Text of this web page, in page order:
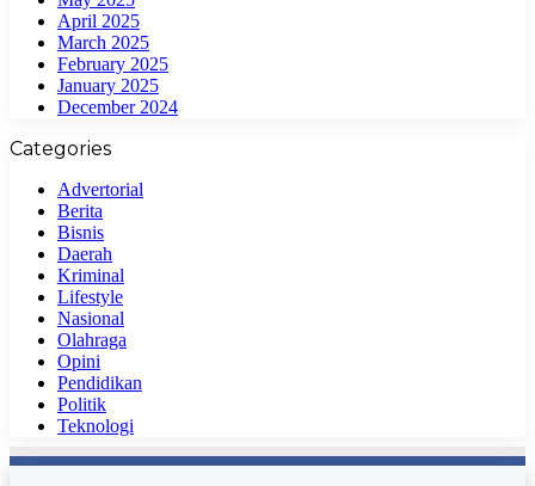
April 2025
March 2025
February 2025
January 2025
December 2024
Categories
Advertorial
Berita
Bisnis
Daerah
Kriminal
Lifestyle
Nasional
Olahraga
Opini
Pendidikan
Politik
Teknologi